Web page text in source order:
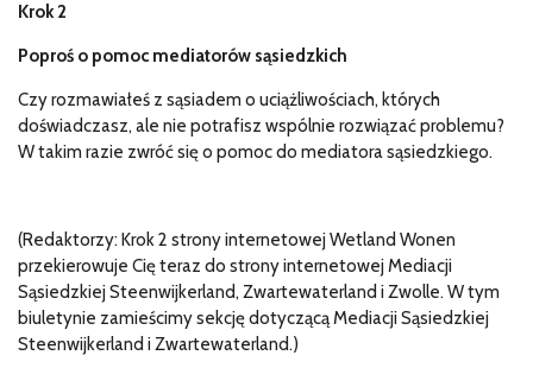
Krok 2
Poproś o pomoc mediatorów sąsiedzkich
Czy rozmawiałeś z sąsiadem o uciążliwościach, których
doświadczasz, ale nie potrafisz wspólnie rozwiązać problemu?
W takim razie zwróć się o pomoc do mediatora sąsiedzkiego.
(Redaktorzy: Krok 2 strony internetowej Wetland Wonen
przekierowuje Cię teraz do strony internetowej Mediacji
Sąsiedzkiej Steenwijkerland, Zwartewaterland i Zwolle. W tym
biuletynie zamieścimy sekcję dotyczącą Mediacji Sąsiedzkiej
Steenwijkerland i Zwartewaterland.)